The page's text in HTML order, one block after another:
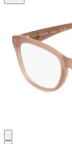
Sternen.